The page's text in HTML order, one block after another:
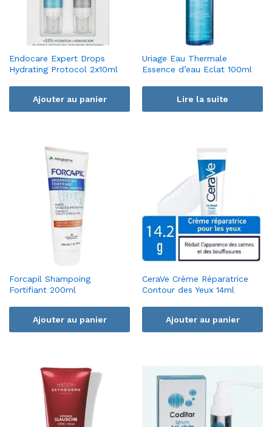
Endocare Expert Drops
Hydrating Protocol 2x10ml
Ajouter au panier
Uriage Eau Thermale
Essence d’eau Eclat 100ml
Lire la suite
Forcapil Shampoing
Fortifiant 200ml
Ajouter au panier
CeraVe Crème Réparatrice
Contour des Yeux 14ml
Ajouter au panier